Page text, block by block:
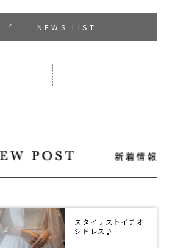
NEWS LIST
スタイリストイチオ
シドレス♪